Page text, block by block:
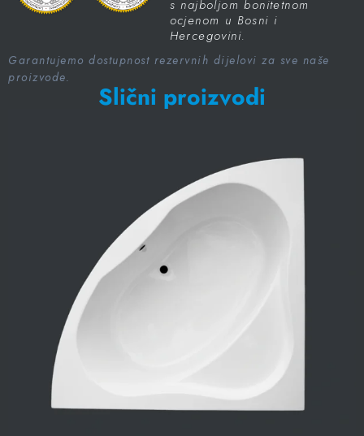
s najboljom bonitetnom
ocjenom u Bosni i
Hercegovini.
Garantujemo dostupnost rezervnih dijelovi za sve naše
proizvode.
Slični proizvodi